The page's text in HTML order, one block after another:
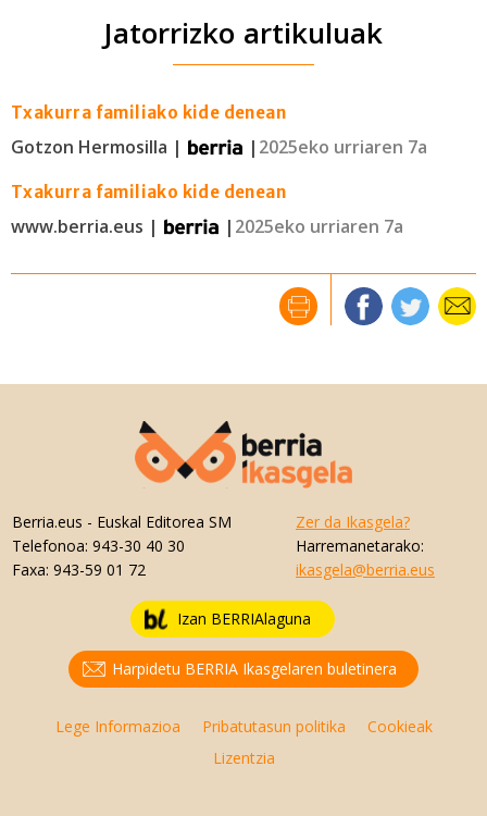
Jatorrizko artikuluak
Txakurra familiako kide denean
Gotzon Hermosilla | | 2025eko urriaren 7a
Txakurra familiako kide denean
www.berria.eus | | 2025eko urriaren 7a
Berria.eus - Euskal Editorea SM
Telefonoa: 943-30 40 30
Faxa: 943-59 01 72
Zer da Ikasgela?
Harremanetarako:
ikasgela@berria.eus
Izan BERRIAlaguna
Harpidetu BERRIA Ikasgelaren buletinera
Lege Informazioa Pribatutasun politika
Cookieak
Lizentzia